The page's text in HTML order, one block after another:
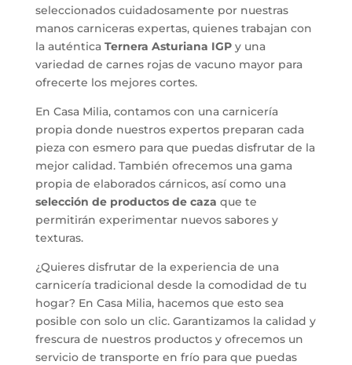
seleccionados cuidadosamente por nuestras
manos carniceras expertas, quienes trabajan con
la auténtica Ternera Asturiana IGPy una
variedad de carnes rojas de vacuno mayor para
ofrecerte los mejores cortes.
En Casa Milia, contamos con una carnicería
propia donde nuestros expertos preparan cada
pieza con esmero para que puedas disfrutar de la
mejor calidad. También ofrecemos una gama
propia de elaborados cárnicos, así como una
selección de productos de caza que te
permitirán experimentar nuevos sabores y
texturas.
¿Quieres disfrutar de la experiencia de una
carnicería tradicional desde la comodidad de tu
hogar? En Casa Milia, hacemos que esto sea
posible con solo un clic. Garantizamos la calidad y
frescura de nuestros productos y ofrecemos un
servicio de transporte en frío para que puedas